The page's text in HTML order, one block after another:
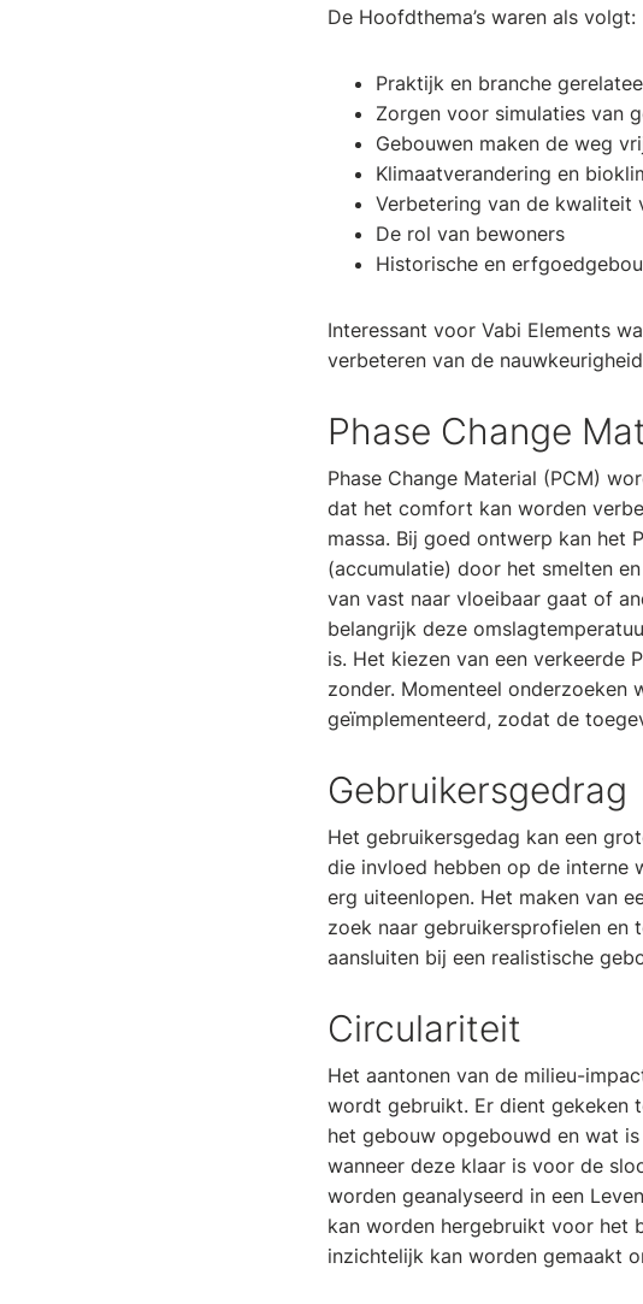
De Hoofdthema’s waren als volgt:
Praktijk en branche
Zorgen voor simulaties van
Gebouwen maken de weg
Klimaatverandering en
Verbetering van de kwaliteit
De rol van bewoners
Historische en
Interessant voor Vabi Elements
verbeteren van de
Phase Change
Phase Change Material (PCM)
dat het comfort kan worden
massa. Bij goed ontwerp kan het
(accumulatie) door het smelten
van vast naar vloeibaar gaat of
belangrijk deze
is. Het kiezen van een verkeerde
zonder. Momenteel onderzoeken
geïmplementeerd, zodat de
Gebruikersgedrag
Het gebruikersgedag kan een
die invloed hebben op de interne
erg uiteenlopen. Het maken van
zoek naar gebruikersprofielen en
aansluiten bij een realistische
Circulariteit
Het aantonen van de milieu-
wordt gebruikt. Er dient gekeken
het gebouw opgebouwd en wat
wanneer deze klaar is voor de
worden geanalyseerd in een
kan worden hergebruikt voor het
inzichtelijk kan worden gemaakt